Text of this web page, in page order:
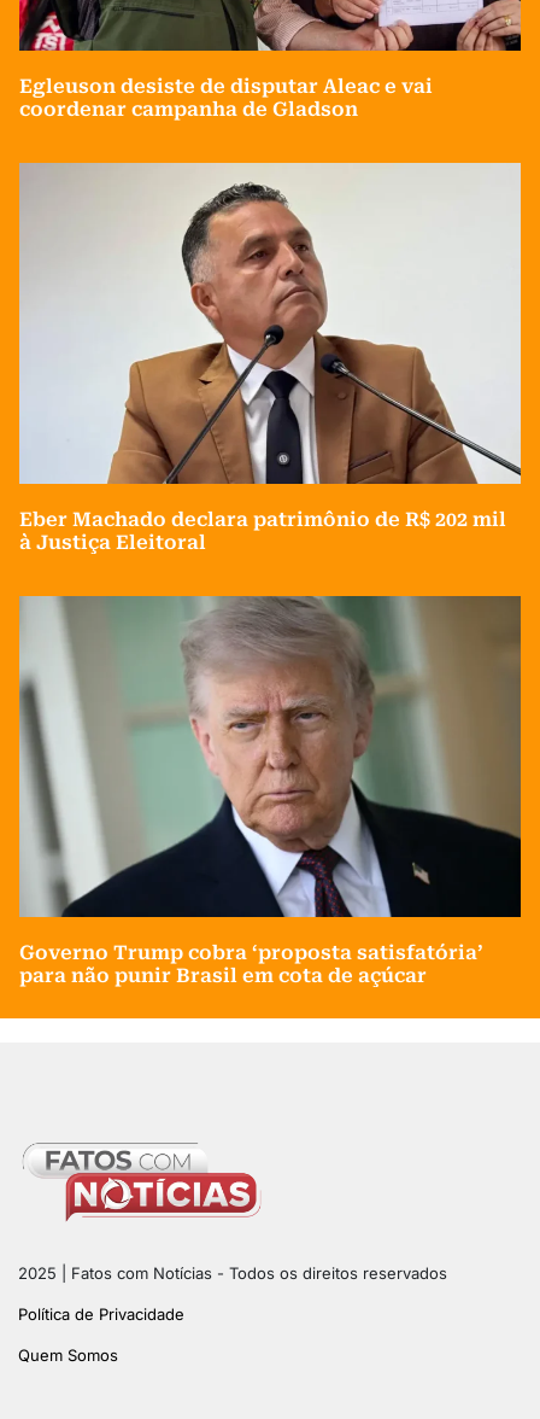
Egleuson desiste de disputar Aleac e vai
coordenar campanha de Gladson
Eber Machado declara patrimônio de R$ 202 mil
à Justiça Eleitoral
Governo Trump cobra ‘proposta satisfatória’
para não punir Brasil em cota de açúcar
2025 | Fatos com Notícias - Todos os direitos reservados
Política de Privacidade
Quem Somos